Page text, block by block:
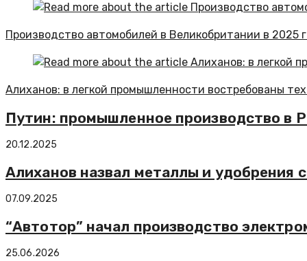
Производство автомобилей в Великобритании в 2025
Алиханов: в легкой промышленности востребованы
Путин: промышленное производство в
20.12.2025
Алиханов назвал металлы и
07.09.2025
“Автотор” начал производство
25.06.2026